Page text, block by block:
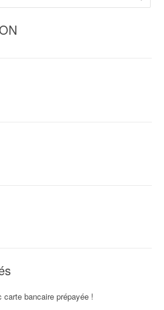
carte bancaire prépayée !